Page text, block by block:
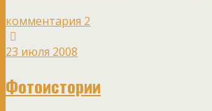
комментария 2
23 июля 2008
Фотоистории